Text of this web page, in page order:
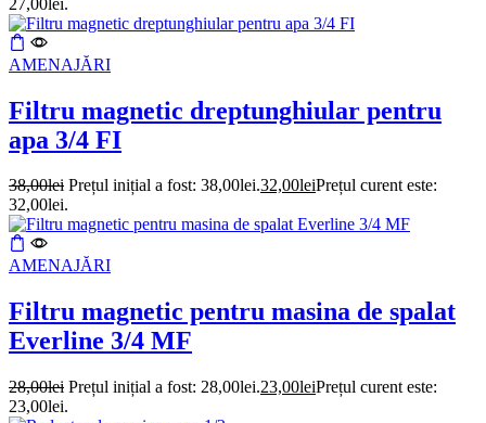
AMENAJĂRI
Filtru magnetic dreptunghiular pentru
apa 3/4 FI
38,00lei Prețul inițial a fost: 38,00lei.32,00leiPrețul curent este:
32,00lei.
AMENAJĂRI
Filtru magnetic pentru masina de spalat
Everline 3/4 MF
28,00lei Prețul inițial a fost: 28,00lei.23,00leiPrețul curent este:
23,00lei.